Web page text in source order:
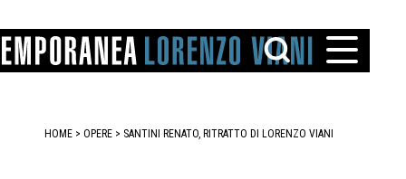
HOME > OPERE > SANTINI RENATO, RITRATTO DI LORENZO VIANI